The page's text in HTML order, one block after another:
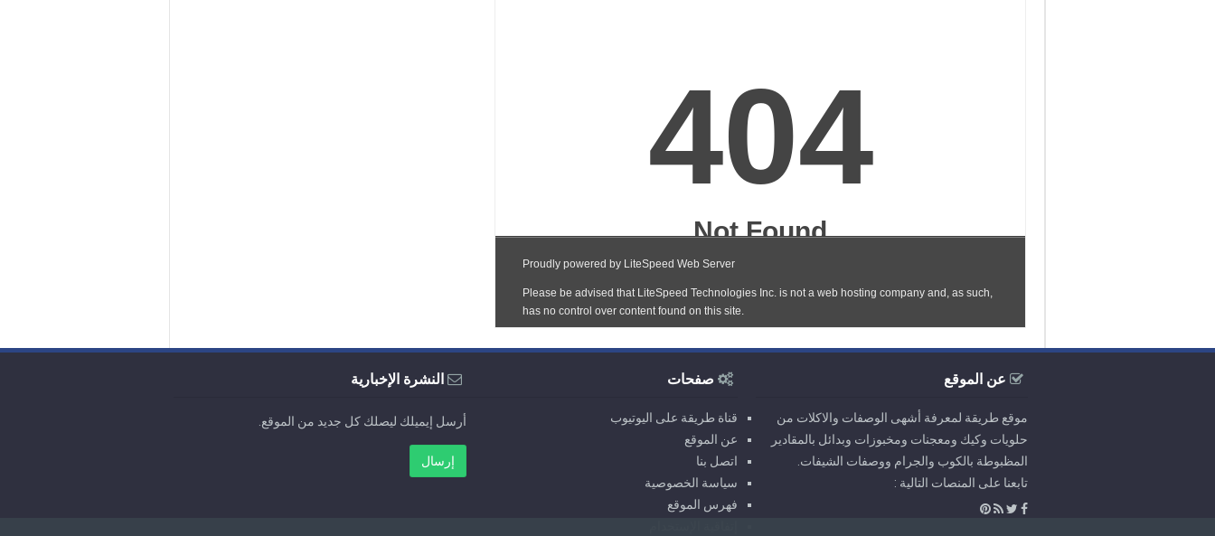
عن الموقع
موقع طريقة لمعرفة أشهى الوصفات والاكلات من
حلويات وكيك ومعجنات ومخبوزات وبدائل بالمقادير
المظبوطة بالكوب والجرام ووصفات الشيفات.
تابعنا على المنصات التالية :
صفحات
قناة طريقة على اليوتيوب
عن الموقع
اتصل بنا
سياسة الخصوصية
فهرس الموقع
النشرة الإخبارية
أرسل إيميلك ليصلك كل جديد من الموقع.